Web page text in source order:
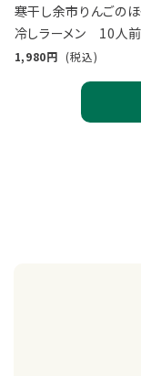
寒干し余市りんごの
冷しラーメン 10人前
1,980 (税込)